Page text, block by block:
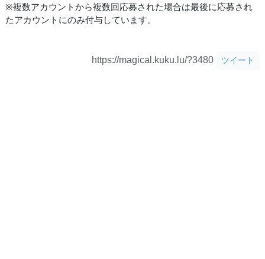
※複数アカウントから複数回応募された場合は最後に応募され
たアカウントにのみ付与しています。
https://magical.kuku.lu/?3480 ツイート